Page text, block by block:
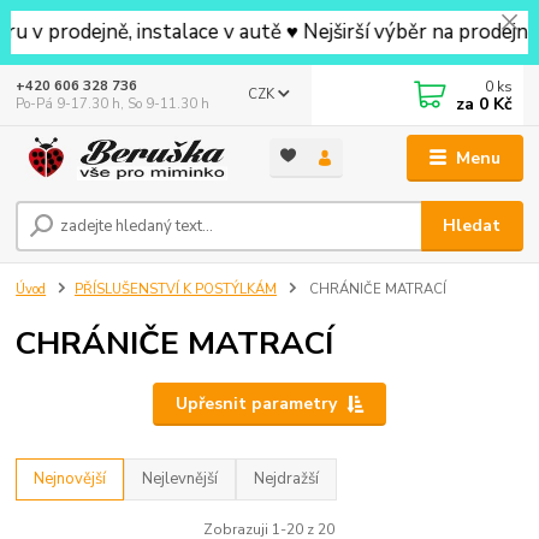
instalace v autě ♥ Nejširší výběr na prodejně
Menu
CZK
Hledat
+420 606 328 736
Po-Pá 9-17.30 h, So 9-11.30 h
0 ks
za 0 Kč
Úvod PŘÍSLUŠENSTVÍ K POSTÝLKÁM CHRÁNIČE MATRACÍ
CHRÁNIČE MATRACÍ
Upřesnit parametry
Nejnovější Nejlevnější Nejdražší
Zobrazuji 1-20 z 20